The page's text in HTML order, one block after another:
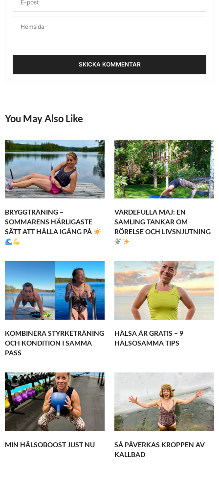
You May Also Like
BRYGGTRÄNING –
SOMMARENS HÄRLIGASTE
SÄTT ATT HÅLLA IGÅNG PÅ
VÄRDEFULLA MAJ: EN
SAMLING TANKAR OM
RÖRELSE OCH LIVSNJUTNING
KOMBINERA STYRKETRÄNING
OCH KONDITION I SAMMA
PASS
HÄLSA ÄR GRATIS – 9
HÄLSOSAMMA TIPS
MIN HÄLSOBOOST JUST NU
SÅ PÅVERKAS KROPPEN AV
KALLBAD